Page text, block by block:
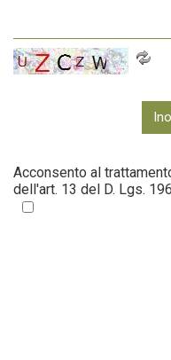
Acconsento al
dell'art. 13 del D. Lgs.